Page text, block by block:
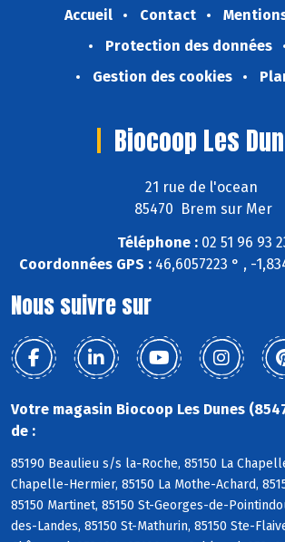
Accueil Contact
Protection des données
Gestion des cookies
Biocoop Les
21 rue de l'ocean
85470 Brem sur Mer
Téléphone :02 51 96 93
Coordonnées GPS : 46,6057223 ° , -
Nous suivre sur
Votre magasin Biocoop Les Dunes
de :
85190 Beaulieu s/s la-Roche, 85150 La
Chapelle-Hermier, 85150 La Mothe-Achard,
85150 Martinet, 85150 St-Georges-de-
des-Landes, 85150 St-Mathurin, 85150 Ste-